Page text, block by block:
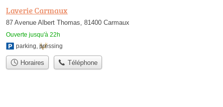
Laverie Carmaux
87 Avenue Albert Thomas, 81400 Carmaux
Ouverte jusqu'à 22h
parking, pressing
Horaires Téléphone